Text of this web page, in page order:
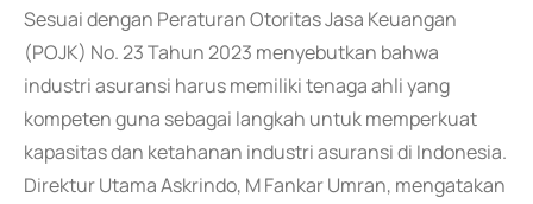
Sesuai dengan Peraturan Otoritas Jasa Keuangan
(POJK) No. 23 Tahun 2023 menyebutkan bahwa
industri asuransi harus memiliki tenaga ahli yang
kompeten guna sebagai langkah untuk memperkuat
kapasitas dan ketahanan industri asuransi di Indonesia.
Direktur Utama Askrindo, M Fankar Umran, mengatakan